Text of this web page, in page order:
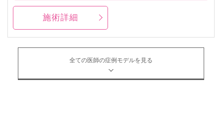
施術詳細
全ての医師の症例モデルを見る